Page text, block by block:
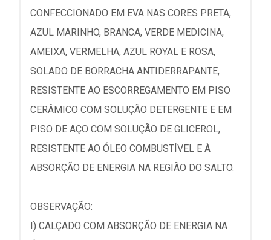
CONFECCIONADO EM EVA NAS CORES PRETA,
AZUL MARINHO, BRANCA, VERDE MEDICINA,
AMEIXA, VERMELHA, AZUL ROYAL E ROSA,
SOLADO DE BORRACHA ANTIDERRAPANTE,
RESISTENTE AO ESCORREGAMENTO EM PISO
CERÂMICO COM SOLUÇÃO DETERGENTE E EM
PISO DE AÇO COM SOLUÇÃO DE GLICEROL,
RESISTENTE AO ÓLEO COMBUSTÍVEL E À
ABSORÇÃO DE ENERGIA NA REGIÃO DO SALTO.
OBSERVAÇÃO:
I) CALÇADO COM ABSORÇÃO DE ENERGIA NA